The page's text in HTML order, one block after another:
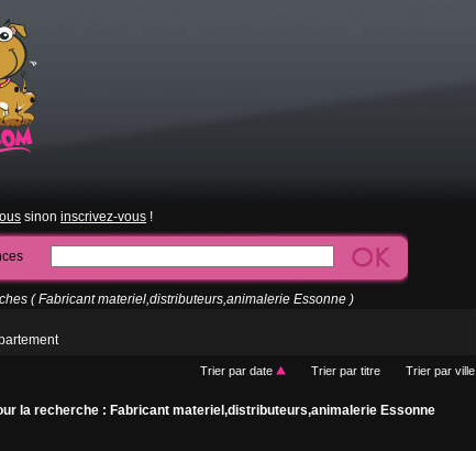
sinon inscrivez-vous !
( Fabricant materiel,distributeurs,animalerie Essonne )
Trier par date Trier par titre Trier par ville
la recherche : Fabricant materiel,distributeurs,animalerie Essonne